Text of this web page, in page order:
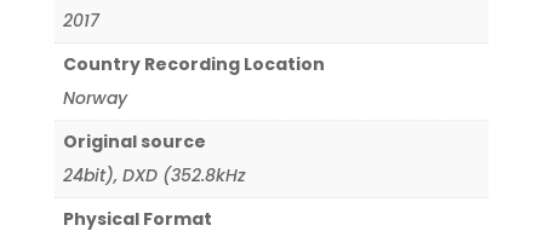
2017
Country Recording Location
Norway
Original source
24bit), DXD (352.8kHz
Physical Format